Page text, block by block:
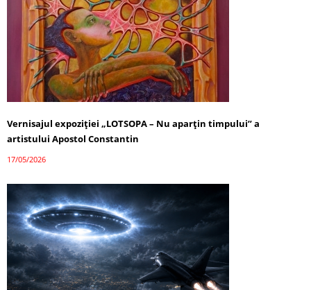
Vernisajul expoziției „LOTSOPA – Nu aparțin timpului” a
artistului Apostol Constantin
17/05/2026